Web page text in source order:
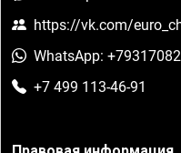
https://vk.com/
WhatsApp:
+7 499 113-46-91